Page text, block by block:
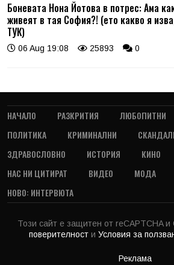
Боневата Нона Йотова в потрес: Ама
живеят в тая София?! (ето какво я
ТУК)
06 Aug 19:08 25893 0
НАЧАЛО РАЗКРИТИЯ ЛЮБОПИТНИ
ПОЛИТИКА
КРИМИНАЛНИ
ЗДРАВОСЛОВНО
ИСТОРИЯ КИНО
НАС НИ ЦИТИРАТ
ВИДЕО МОДА
НОВО: ИНТЕРВЮТА
Този сайт е защитен от reCAPTCHA и
поверителност и Условия за
Реклама